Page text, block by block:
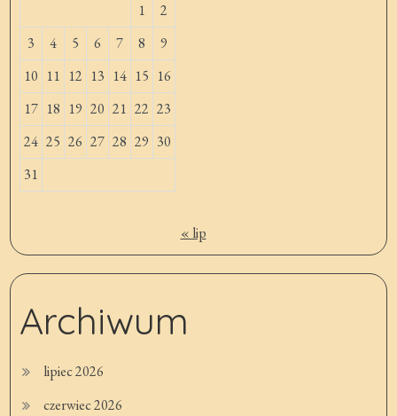
1
2
3
4 5 6 7 8
9
10 11 12 13 14 15 16
17 18 19 20 21 22 23
24 25 26 27 28 29 30
31
« lip
Archiwum
lipiec 2026
czerwiec 2026